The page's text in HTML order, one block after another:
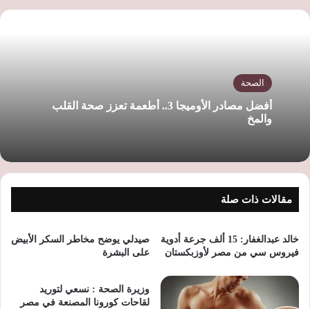
الصحة
أفضل مصادر الأوميجا 3.. أطعمة تعزز صحة القلب
والمخ
مقالات ذات صلة
خالد عبدالغفار: 15 ألف جرعة أدوية
فيروس سي من مصر لأوزبكستان
صيدلي يوضح مخاطر السكر الأبيض
على البشرة
وزيرة الصحة : نسعي لتوريد
لقاحات كورونا المصنعة في مصر